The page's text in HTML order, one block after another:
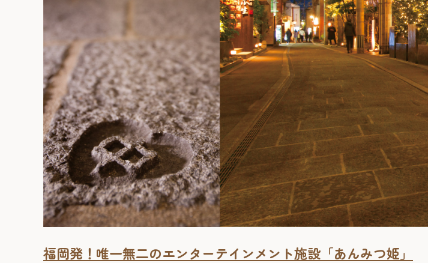
福岡発！唯一無二のエンターテインメント施設「あんみつ姫」